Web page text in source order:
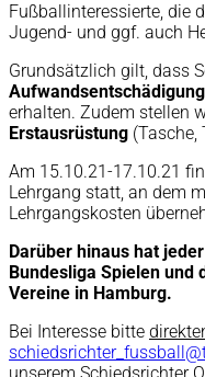
Fußballinteressierte, die
Jugend- und ggf. auch
Grundsätzlich gilt, dass
Aufwandsentschädigung
erhalten. Zudem stellen
Erstausrüstung (Tasche,
Am 15.10.21-17.10.21
Lehrgang statt, an dem
Lehrgangskosten
Darüber hinaus hat
Bundesliga Spielen und
Vereine in Hamburg.
Bei Interesse bitte